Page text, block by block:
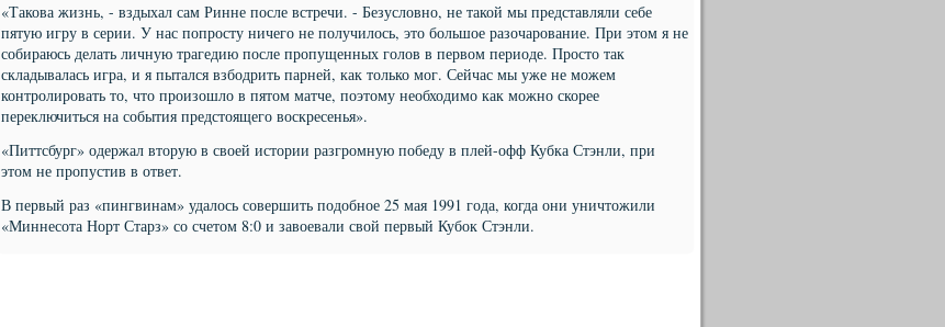
«Такова жизнь, - вздыхал сам Ринне после встречи. - Безусловно, не такой мы представляли себе
пятую игру в серии. У нас попросту ничего не получилось, это большое разочарование. При этом я не
собираюсь делать личную трагедию после пропущенных голов в первом периоде. Просто так
складывалась игра, и я пытался взбодрить парней, как только мог. Сейчас мы уже не можем
контролировать то, что произошло в пятом матче, поэтому необходимо как можно скорее
переключиться на события предстоящего воскресенья».
«Питтсбург» одержал вторую в своей истории разгромную победу в плей-офф Кубка Стэнли, при
этом не пропустив в ответ.
В первый раз «пингвинам» удалось совершить подобное 25 мая 1991 года, когда они уничтожили
«Миннесота Норт Старз» со счетом 8:0 и завоевали свой первый Кубок Стэнли.